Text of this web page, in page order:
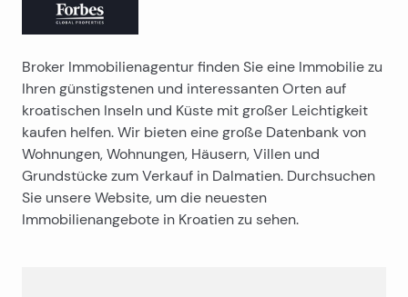
Broker Immobilienagentur finden Sie eine Immobilie zu
Ihren günstigstenen und interessanten Orten auf
kroatischen Inseln und Küste mit großer Leichtigkeit
kaufen helfen. Wir bieten eine große Datenbank von
Wohnungen, Wohnungen, Häusern, Villen und
Grundstücke zum Verkauf in Dalmatien. Durchsuchen
Sie unsere Website, um die neuesten
Immobilienangebote in Kroatien zu sehen.